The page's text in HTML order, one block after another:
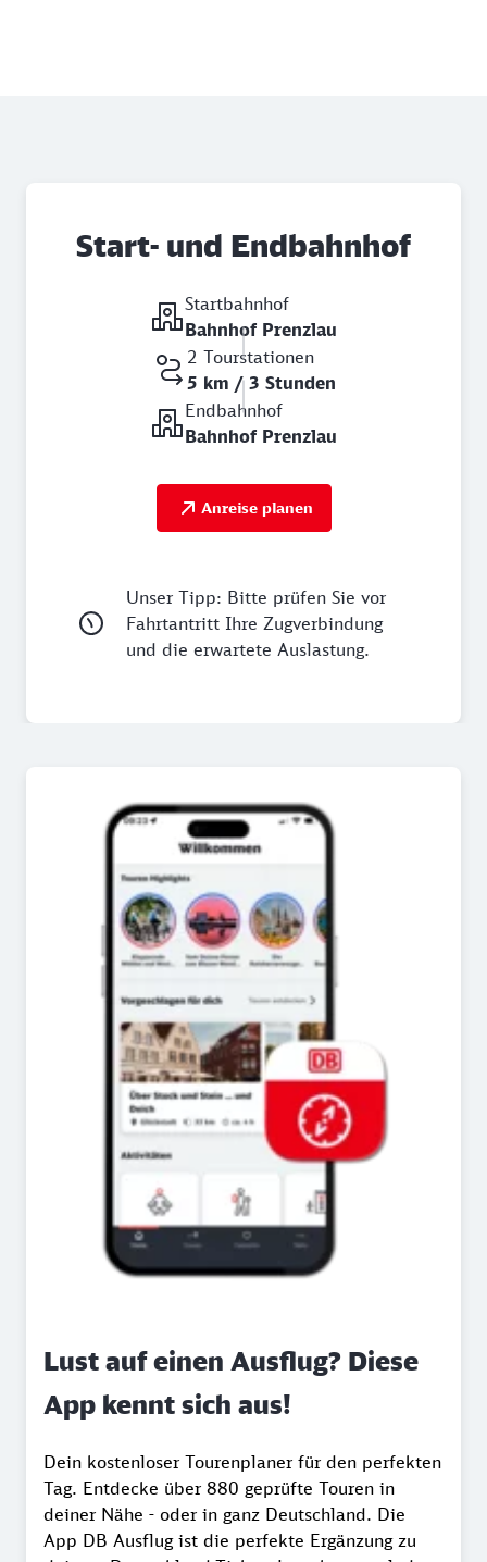
Start- und Endbahnhof
Startbahnhof
Bahnhof Prenzlau
2 Tourstationen
5 km / 3 Stunden
Endbahnhof
Bahnhof Prenzlau
Anreise planen
Unser Tipp: Bitte prüfen Sie vor
Fahrtantritt Ihre Zugverbindung
und die erwartete Auslastung.
Lust auf einen Ausflug? Diese
App kennt sich aus!
Dein kostenloser Tourenplaner für den perfekten
Tag. Entdecke über 880 geprüfte Touren in
deiner Nähe - oder in ganz Deutschland. Die
App DB Ausflug ist die perfekte Ergänzung zu